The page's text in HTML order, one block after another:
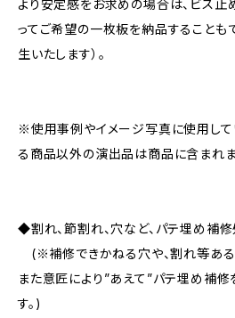
より安定感をお求めの場合は、ビス止
ってご希望の一枚板を納品することも
生いたします）。
※使用事例やイメージ写真に使用して
る商品以外の演出品は商品に含まれま
◆割れ、節割れ、穴など、パテ埋め補
(※補修できかねる穴や、割れ等ある
また意匠により”あえて”パテ埋め補
す。)